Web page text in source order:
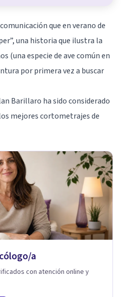
que en verano de
una historia que ilustra la
(una especie de ave común en
por primera vez a buscar
Barillaro ha sido considerado
mejores cortometrajes de
a
con atención online y